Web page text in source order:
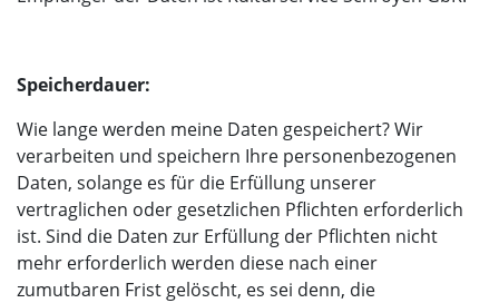
Speicherdauer:
Wie lange werden meine Daten gespeichert? Wir
verarbeiten und speichern Ihre personenbezogenen
Daten, solange es für die Erfüllung unserer
vertraglichen oder gesetzlichen Pflichten erforderlich
ist. Sind die Daten zur Erfüllung der Pflichten nicht
mehr erforderlich werden diese nach einer
zumutbaren Frist gelöscht, es sei denn, die